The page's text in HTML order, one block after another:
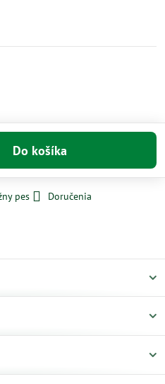
Do košíka
pes
Doručenia